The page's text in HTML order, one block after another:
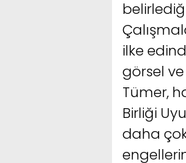
ilke
görsel
Tümer,
Birliği
daha